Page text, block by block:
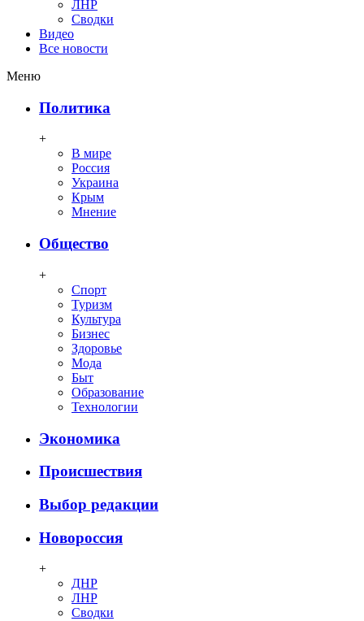
ЛНР
Сводки
Видео
Все новости
Меню
Политика
+
В мире
Россия
Украина
Крым
Мнение
Общество
+
Спорт
Туризм
Культура
Бизнес
Здоровье
Мода
Быт
Образование
Технологии
Экономика
Происшествия
Выбор редакции
Новороссия
+
ДНР
ЛНР
Сводки